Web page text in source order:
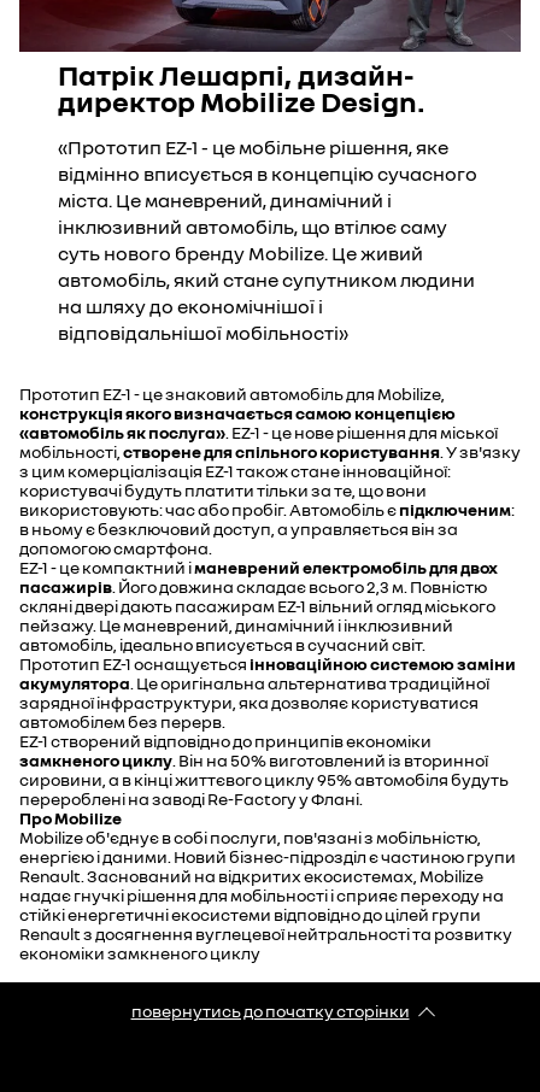
Патрік Лешарпі, дизайн-
директор Mobilize Design.
«Прототип EZ-1 - це мобільне рішення, яке
відмінно вписується в концепцію сучасного
міста. Це маневрений, динамічний і
інклюзивний автомобіль, що втілює саму
суть нового бренду Mobilize. Це живий
автомобіль, який стане супутником людини
на шляху до економічнішої і
відповідальнішої мобільності»
Прототип EZ-1 - це знаковий автомобіль для Mobilize,
конструкція якого визначається самою концепцією
«автомобіль як послуга» . EZ-1 - це нове рішення для міської
мобільності, створене для спільного користування . У зв'язку
з цим комерціалізація EZ-1 також стане інноваційної:
користувачі будуть платити тільки за те, що вони
використовують: час або пробіг. Автомобіль єпідключеним:
в ньому є безключовий доступ, а управляється він за
допомогою смартфона.
EZ-1 - це компактний іманеврений електромобіль для двох
пасажирів . Його довжина складає всього 2,3 м. Повністю
скляні двері дають пасажирам EZ-1 вільний огляд міського
пейзажу. Це маневрений, динамічний і інклюзивний
автомобіль, ідеально вписується в сучасний світ.
Прототип EZ-1 оснащується інноваційною системою заміни
акумулятора . Це оригінальна альтернатива традиційної
зарядної інфраструктури, яка дозволяє користуватися
автомобілем без перерв.
EZ-1 створений відповідно до принципів економіки
замкненого циклу . Він на 50% виготовлений із вторинної
сировини, а в кінці життєвого циклу 95% автомобіля будуть
перероблені на заводі Re-Factory у Флані.
Про Mobilize
Mobilize об'єднує в собі послуги, пов'язані з мобільністю,
енергією і даними. Новий бізнес-підрозділ є частиною групи
Renault. Заснований на відкритих екосистемах, Mobilize
надає гнучкі рішення для мобільності і сприяє переходу на
стійкі енергетичні екосистеми відповідно до цілей групи
Renault з досягнення вуглецевої нейтральності та розвитку
економіки замкненого циклу
повернутись до початку сторінки